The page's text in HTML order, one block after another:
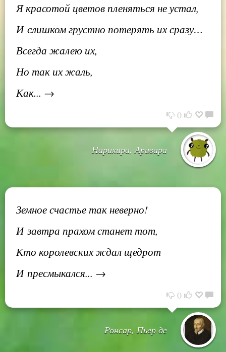
Я красотой цветов пленяться не устал,
И слишком грустно потерять их сразу…
Всегда жалею их,
Но так их жаль,
Как... →
0
Нарихира, Аривара
Земное счастье так неверно!
И завтра прахом станет тот,
Кто королевских ждал щедрот
И пресмыкался... →
0
Ронсар, Пьер де